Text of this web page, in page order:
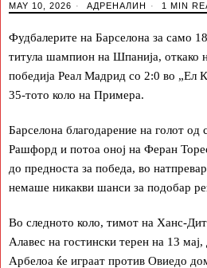
MAY 10, 2026 АДРЕНАЛИН 1 MIN
Фудбалерите на Барселона за само
титула шампион на Шпанија, откако
победија Реал Мадрид со 2:0 во „Ел
35-тото коло на Примера.
Барселона благодарение на голот
Рашфорд и потоа оној на Феран
до предноста за победа, во
немаше никакви шанси за подобар
Во следното коло, тимот на Ханс-
Алавес на гостински терен на 13
Арбелоа ќе играат против Овиедо